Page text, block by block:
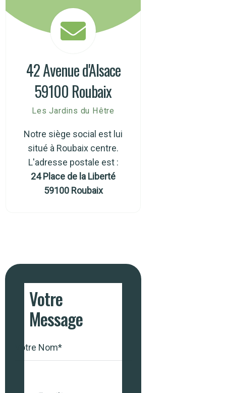
42 Avenue d'Alsace
59100 Roubaix
Les Jardins du Hêtre
Notre siège social est lui
situé à Roubaix centre.
L'adresse postale est :
24 Place de la Liberté
59100 Roubaix
Votre
Message